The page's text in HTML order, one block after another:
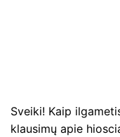
Sveiki! Kaip
klausimų apie